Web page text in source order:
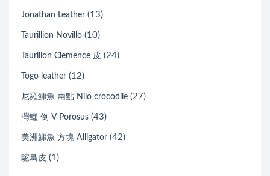
Jonathan Leather (13)
Taurillion Novillo (10)
Taurillon Clemence 皮 (24)
Togo leather (12)
尼羅鱷魚 兩點 Nilo crocodile (27)
灣鱷 倒 V Porosus (43)
美洲鱷魚 方塊 Alligator (42)
鴕鳥皮 (1)